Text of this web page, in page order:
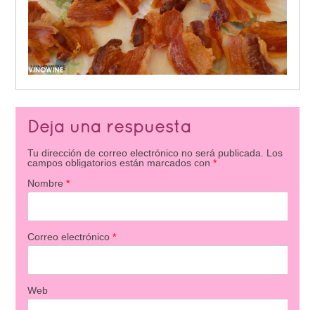
Deja una respuesta
Tu dirección de correo electrónico no será publicada.
Los
campos obligatorios están marcados con *
Nombre *
Correo electrónico *
Web